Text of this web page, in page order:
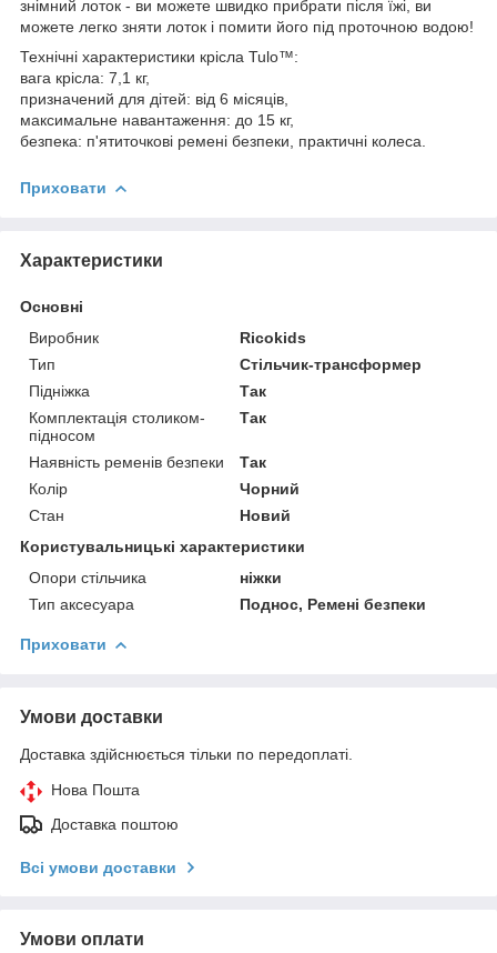
знімний лоток - ви можете швидко прибрати після їжі, ви
можете легко зняти лоток і помити його під проточною водою!
Технічні характеристики крісла Tulo™:
вага крісла: 7,1 кг,
призначений для дітей: від 6 місяців,
максимальне навантаження: до 15 кг,
безпека: п'ятиточкові ремені безпеки, практичні колеса.
Приховати
Характеристики
Основні
Виробник
Ricokids
Тип
Стільчик-трансформер
Підніжка
Так
Комплектація столиком-
підносом
Так
Наявність ременів безпеки
Так
Колір
Чорний
Стан
Новий
Користувальницькі характеристики
Опори стільчика
ніжки
Тип аксесуара
Поднос, Ремені безпеки
Приховати
Умови доставки
Доставка здійснюється тільки по передоплаті.
Нова Пошта
Доставка поштою
Всі умови доставки
Умови оплати